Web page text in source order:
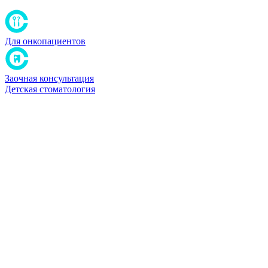
Для онкопациентов
Заочная консультация
Детская стоматология